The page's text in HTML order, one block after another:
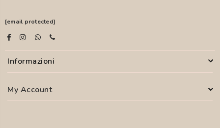
[email protected]
Informazioni
My Account